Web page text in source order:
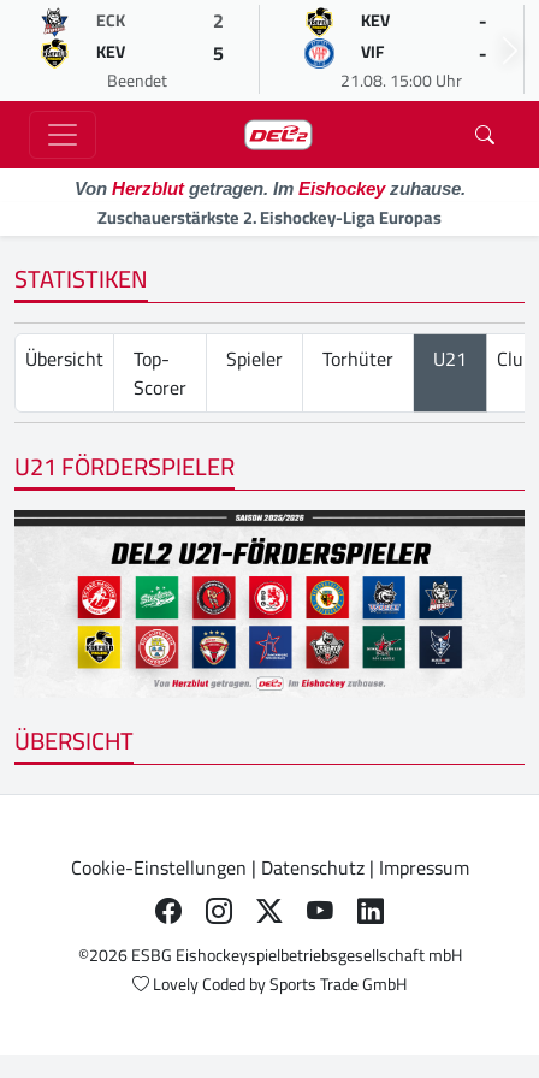
ECK 2
KEV 5
Beendet
KEV -
VIF -
21.08. 15:00 Uhr
Von Herzblutgetragen. Im Eishockeyzuhause.
Zuschauerstärkste 2. Eishockey-Liga Europas
STATISTIKEN
Übersicht
Top-
Scorer
Spieler Torhüter U21
U21 FÖRDERSPIELER
ÜBERSICHT
Cookie-Einstellungen | Datenschutz| Impressum
©2026 ESBG Eishockeyspielbetriebsgesellschaft mbH
Lovely Coded bySports Trade GmbH